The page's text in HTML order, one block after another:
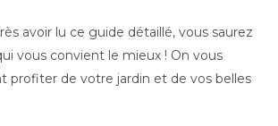
avoir lu ce guide détaillé, vous saurez
vous convient le mieux ! On vous
profiter de votre jardin et de vos belles